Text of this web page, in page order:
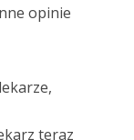
opinie
teraz